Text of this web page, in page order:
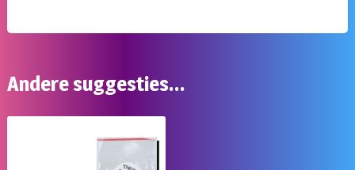
Andere suggesties…